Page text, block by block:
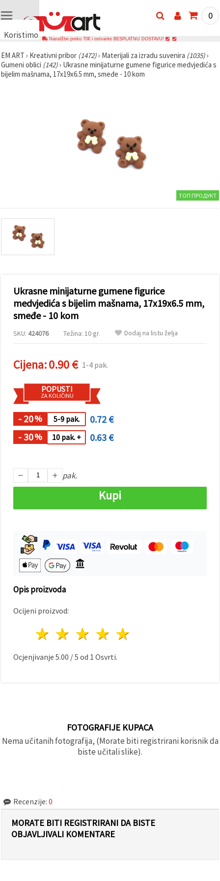
Koristimo
🍪
Koristimo
kolačiće i
prikazivali
sadržaj i
oglase,
uključujući
uz pomoć
naših
Možete
korištenje
svih
klikom na
"Prihvati
sve!" Ili
svoje
preferencije
Postavkama
odabirom
određene
kolačića i
klikom na
gumb
"Spremi".
sve
0
Narudžbe preko 70€ i ostvarite BESPLATNU DOSTAVU!
EM ART › Kreativni pribor (1472)› Materijali za izradu suvenira (1035)›
Gumeni oblici (142)› Ukrasne minijaturne gumene figurice medvjedića s
bijelim mašnama, 17x19x6.5 mm, smeđe - 10 kom
ТОП ПРОДУКТ
Ukrasne minijaturne gumene figurice
medvjedića s bijelim mašnama, 17x19x6.5 mm,
smeđe - 10 kom
SKU: 424076 Težina: 10 gr. Dodaj na listu želja
Cijena:0.90 € 1-4 pak.
POPUSTI
ZA KOLIČINU
- 20% 5-9 pak.
0.72 €
- 30% 10 pak. + 0.63 €
pak.
Kupi
Opis proizvoda
Ocijeni proizvod:
4 zvijezde
3 zvijezde
2 zvijezde
1 zvijezda
Ocjenjivanje 5.00 /5 od 1 Osvrti.
FOTOGRAFIJE KUPACA
Nema učitanih fotografija, (Morate biti registrirani korisnik da
biste učitali slike).
Recenzije: 0
MORATE BITI REGISTRIRANI DA BISTE
OBJAVLJIVALI KOMENTARE